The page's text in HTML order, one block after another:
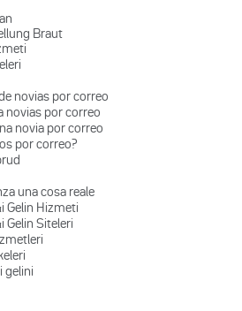
Braut
novias por correo
novias por correo
novia por correo
por correo?
una cosa reale
Gelin Hizmeti
Gelin Siteleri
gelini